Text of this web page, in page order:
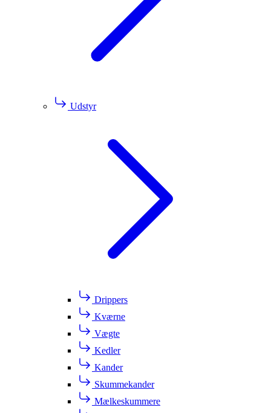
Udstyr
Drippers
Kværne
Vægte
Kedler
Kander
Skummekander
Mælkeskummere